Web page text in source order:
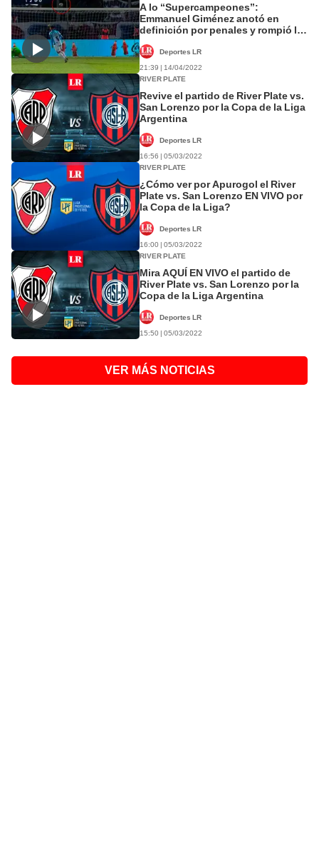
A lo ‘‘Supercampeones’’:
Emmanuel Giménez anotó en
definición por penales y rompió la
Deportes LR
21:39 | 14/04/2022
RIVER PLATE
Revive el partido de River Plate vs.
San Lorenzo por la Copa de la Liga
Argentina
Deportes LR
16:56 | 05/03/2022
RIVER PLATE
¿Cómo ver por Apurogol el River
Plate vs. San Lorenzo EN VIVO por
la Copa de la Liga?
Deportes LR
16:00 | 05/03/2022
RIVER PLATE
Mira AQUÍ EN VIVO el partido de
River Plate vs. San Lorenzo por la
Copa de la Liga Argentina
Deportes LR
15:50 | 05/03/2022
VER MÁS NOTICIAS